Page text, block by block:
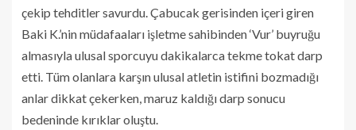
çekip tehditler savurdu. Çabucak gerisinden içeri giren
Baki K.’nin müdafaaları işletme sahibinden ‘Vur’ buyruğu
almasıyla ulusal sporcuyu dakikalarca tekme tokat darp
etti. Tüm olanlara karşın ulusal atletin istifini bozmadığı
anlar dikkat çekerken, maruz kaldığı darp sonucu
bedeninde kırıklar oluştu.